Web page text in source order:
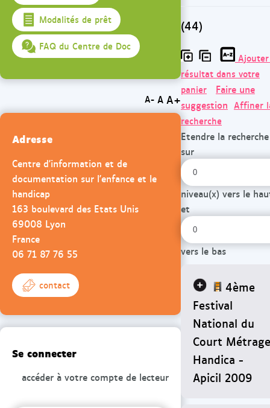
(44)
résultat dans votre
panier
Faire une
suggestion Affiner
recherche
Etendre la recherche
sur
niveau(x) vers le
et
vers le bas
4ème
Festival
National du
Court Métrage
Handica -
Apicil 2009
Modalités de prêt
FAQ du Centre de Doc
A- A A+
Adresse
Centre d'information et de
documentation sur l'enfance et le
handicap
163 boulevard des Etats Unis
69008 Lyon
France
06 71 87 76 55
contact
Se connecter
accéder à votre compte de lecteur